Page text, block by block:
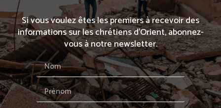
Si vous voulez êtes les premiers à recevoir des
informations sur les chrétiens d’Orient, abonnez-
vous à notre newsletter.